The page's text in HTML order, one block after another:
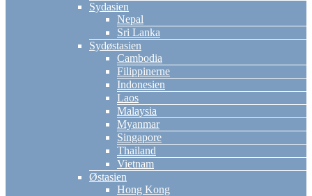
Sydasien
Nepal
Sri Lanka
Sydøstasien
Cambodia
Filippinerne
Indonesien
Laos
Malaysia
Myanmar
Singapore
Thailand
Vietnam
Østasien
Hong Kong